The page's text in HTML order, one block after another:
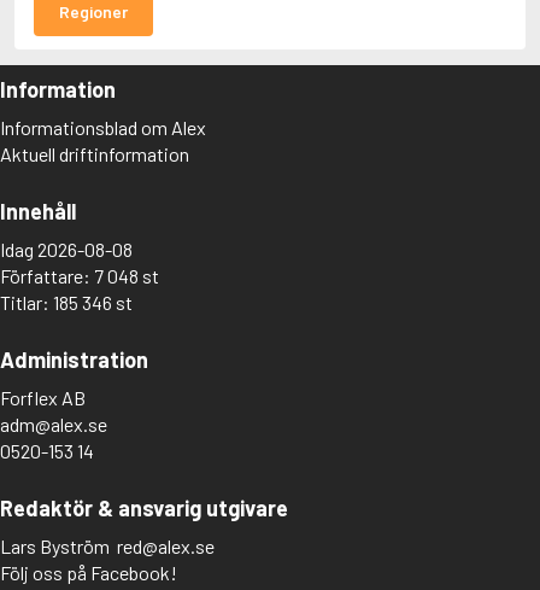
Regioner
Information
Informationsblad om Alex
Aktuell driftinformation
Innehåll
Idag 2026-08-08
Författare: 7 048 st
Titlar: 185 346 st
Administration
Forflex AB
adm@alex.se
0520-153 14
Redaktör & ansvarig utgivare
Lars Byström red@alex.se
Följ oss på Facebook!